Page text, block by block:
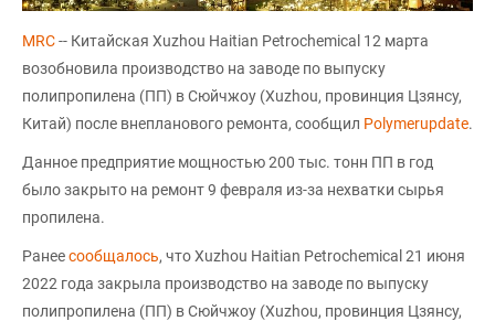
MRC-- Китайская Xuzhou Haitian Petrochemical 12 марта
возобновила производство на заводе по выпуску
полипропилена (ПП) в Сюйчжоу (Xuzhou, провинция Цзянсу,
Китай) после внепланового ремонта, сообщил Polymerupdate.
Данное предприятие мощностью 200 тыс. тонн ПП в год
было закрыто на ремонт 9 февраля из-за нехватки сырья
пропилена.
Ранеесообщалось, что Xuzhou Haitian Petrochemical 21 июня
2022 года закрыла производство на заводе по выпуску
полипропилена (ПП) в Сюйчжоу (Xuzhou, провинция Цзянсу,